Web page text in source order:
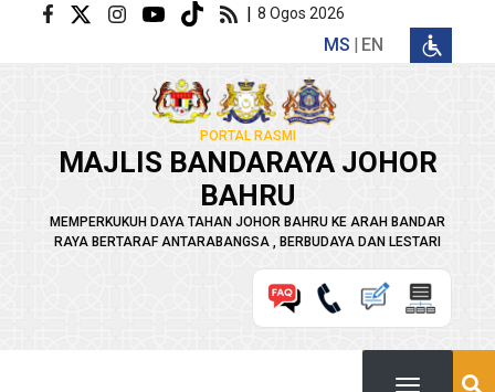
Langkau ke kandungan utama | 8 Ogos 2026
MS EN
PORTAL RASMI
MAJLIS BANDARAYA JOHOR
BAHRU
MEMPERKUKUH DAYA TAHAN JOHOR BAHRU KE ARAH BANDAR
RAYA BERTARAF ANTARABANGSA , BERBUDAYA DAN LESTARI